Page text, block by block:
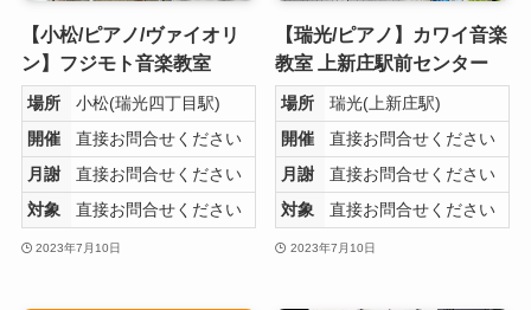
【小松/ピアノ/ヴァイオリ
ン】フジモト音楽教室
場所
小松(瑞光四丁目駅)
開催
直接お問合せください
月謝
直接お問合せください
対象
直接お問合せください
2023年7月10日
【瑞光/ピアノ】カワイ音楽
教室 上新庄駅前センター
場所
瑞光(上新庄駅)
開催
直接お問合せください
月謝
直接お問合せください
対象
直接お問合せください
2023年7月10日